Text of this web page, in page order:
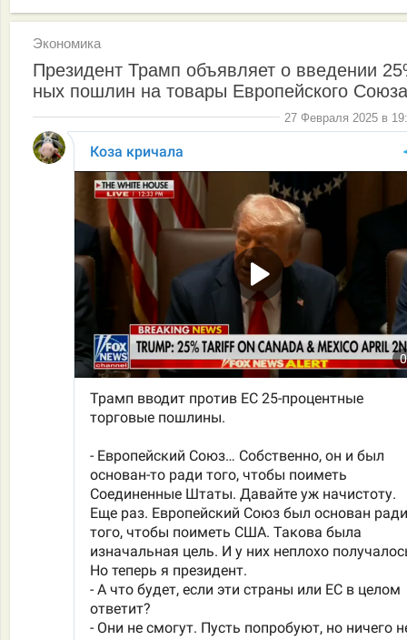
Экономика
Президент Трамп объявляет о введении
ных пошлин на товары Европейского Союза
27 Февраля 2025 в